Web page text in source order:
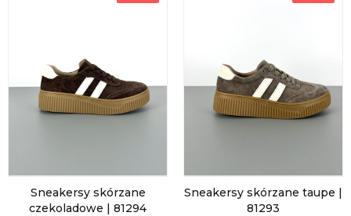
Sneakersy skórzane
czekoladowe | 81294
Sneakersy skórzane taupe |
81293